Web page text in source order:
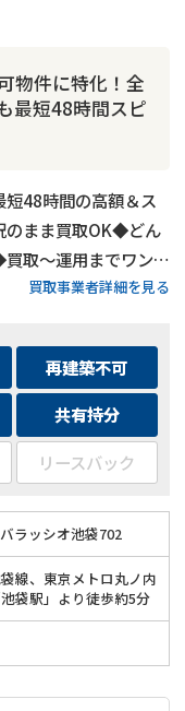
物件に特化！全
最短48時間スピ
48時間の高額＆ス
のまま買取OK◆どん
取〜運用までワンス
から24時間受付
買取事業者詳細を見る
再建築不可
共有持分
リースバック
ラッシオ池袋702
線、東京メトロ丸ノ内
袋駅」より徒歩約5分